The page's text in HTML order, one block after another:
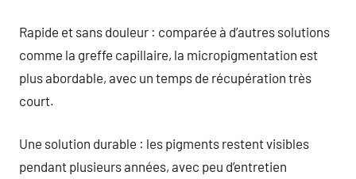
Rapide et sans douleur : comparée à d’autres solutions
comme la greffe capillaire, la micropigmentation est
plus abordable, avec un temps de récupération très
court.
Une solution durable : les pigments restent visibles
pendant plusieurs années, avec peu d’entretien